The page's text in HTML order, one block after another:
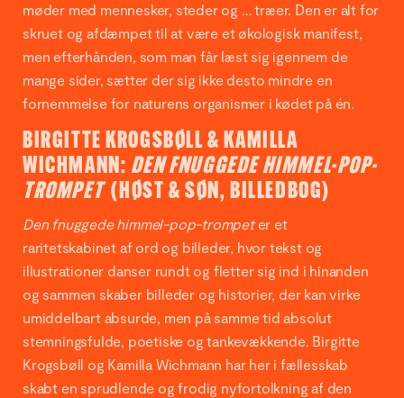
møder med mennesker, steder og … træer. Den er alt for
skruet og afdæmpet til at være et økologisk manifest,
men efterhånden, som man får læst sig igennem de
mange sider, sætter der sig ikke desto mindre en
fornemmelse for naturens organismer i kødet på én.
BIRGITTE KROGSBØLL & KAMILLA
WICHMANN: DEN FNUGGEDE HIMMEL-POP-
TROMPET (HØST & SØN, BILLEDBOG)
Den fnuggede himmel-pop-trompeter et
raritetskabinet af ord og billeder, hvor tekst og
illustrationer danser rundt og fletter sig ind i hinanden
og sammen skaber billeder og historier, der kan virke
umiddelbart absurde, men på samme tid absolut
stemningsfulde, poetiske og tankevækkende. Birgitte
Krogsbøll og Kamilla Wichmann har her i fællesskab
skabt en sprudlende og frodig nyfortolkning af den